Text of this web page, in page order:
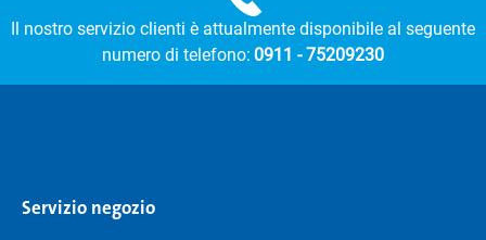
Il nostro servizio clienti è attualmente disponibile al seguente
numero di telefono: 0911 - 75209230
Servizio negozio